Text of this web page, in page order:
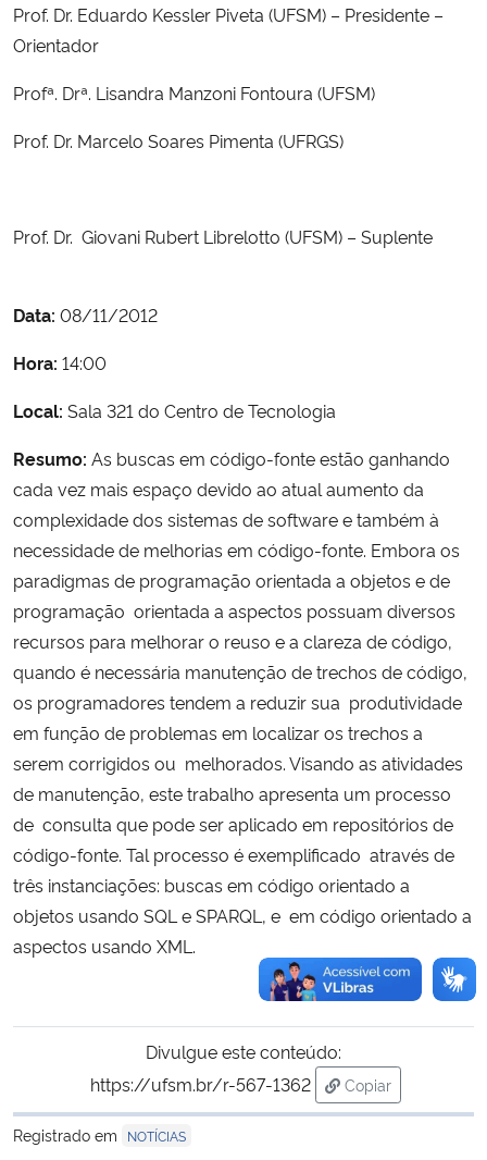
Controladoria-Geral da União
Secretaria-Geral
Advocacia-Geral da União
Banco Central do Brasil
Prof. Dr. Eduardo Kessler Piveta (UFSM) – Presidente –
Orientador
Profª. Drª. Lisandra Manzoni Fontoura (UFSM)
Prof. Dr. Marcelo Soares Pimenta (UFRGS)
Prof. Dr. Giovani Rubert Librelotto (UFSM) – Suplente
Data: 08/11/2012
Hora: 14:00
Local: Sala 321 do Centro de Tecnologia
Resumo: As buscas em código-fonte estão ganhando
cada vez mais espaço devido ao atual aumento da
complexidade dos sistemas de software e também à
necessidade de melhorias em código-fonte. Embora os
paradigmas de programação orientada a objetos e de
programação orientada a aspectos possuam diversos
recursos para melhorar o reuso e a clareza de código,
quando é necessária manutenção de trechos de código,
os programadores tendem a reduzir sua produtividade
em função de problemas em localizar os trechos a
serem corrigidos ou melhorados. Visando as atividades
de manutenção, este trabalho apresenta um processo
de consulta que pode ser aplicado em repositórios de
código-fonte. Tal processo é exemplificado através de
três instanciações: buscas em código orientado a
objetos usando SQL e SPARQL, e em código orientado a
aspectos usando XML.
Divulgue este conteúdo:
https://ufsm.br/r-567-1362
Copiar
para área de
Registrado em
NOTÍCIAS